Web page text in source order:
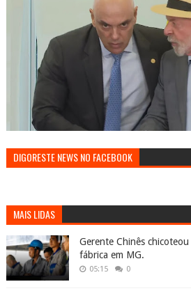
DIGORESTE NEWS NO FACEBOOK
MAIS LIDAS
Gerente Chinês
fábrica em MG.
05:15 0